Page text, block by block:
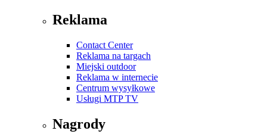
Reklama
Contact Center
Reklama na targach
Miejski outdoor
Reklama w internecie
Centrum wysyłkowe
Usługi MTP TV
Nagrody